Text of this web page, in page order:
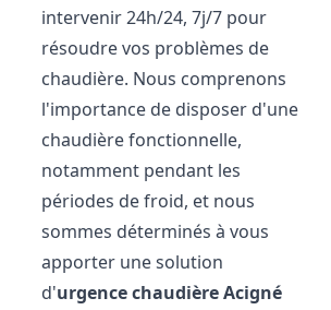
intervenir 24h/24, 7j/7 pour
résoudre vos problèmes de
chaudière. Nous comprenons
l'importance de disposer d'une
chaudière fonctionnelle,
notamment pendant les
périodes de froid, et nous
sommes déterminés à vous
apporter une solution
d'urgence chaudièreAcigné